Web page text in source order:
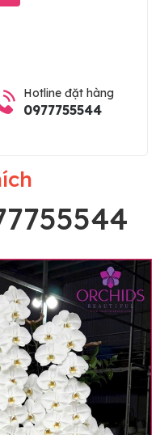
Hotline đặt hàng
0977755544